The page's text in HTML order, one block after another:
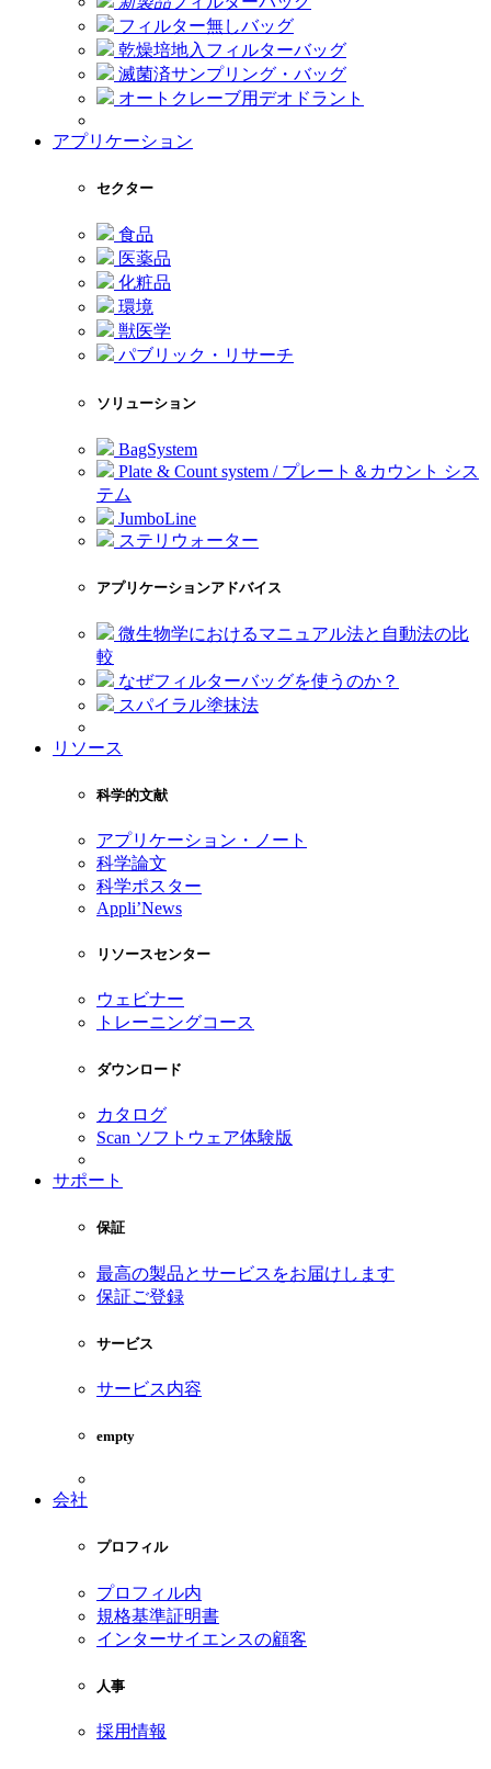
フィルター無しバッグ
乾燥培地入フィルターバッグ
滅菌済サンプリング・バッグ
オートクレーブ用デオドラント
アプリケーション
セクター
食品
医薬品
化粧品
環境
獣医学
パブリック・リサーチ
ソリューション
BagSystem
Plate & Count system / プレート＆カウント シス
テム
JumboLine
ステリウォーター
アプリケーションアドバイス
微生物学におけるマニュアル法と自動法の比
較
なぜフィルターバッグを使うのか？
スパイラル塗抹法
リソース
科学的文献
アプリケーション・ノート
科学論文
科学ポスター
Appli’News
リソースセンター
ウェビナー
トレーニングコース
ダウンロード
カタログ
Scan ソフトウェア体験版
サポート
保証
最高の製品とサービスをお届けします
保証ご登録
サービス
サービス内容
empty
会社
プロフィル
プロフィル内
規格基準証明書
インターサイエンスの顧客
人事
採用情報